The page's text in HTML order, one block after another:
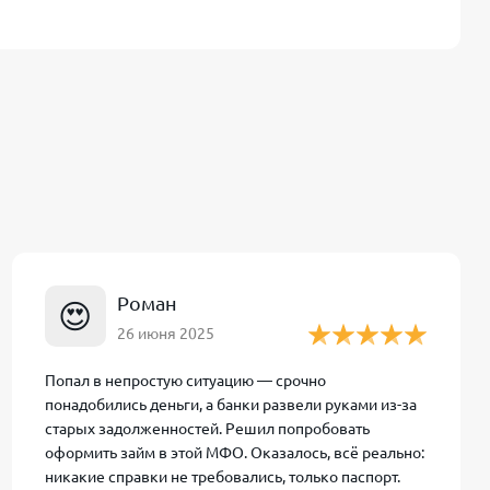
с
15–30
😍 Роман
26 июня 2025
Попал в непростую ситуацию — срочно
понадобились деньги, а банки развели руками из-за
старых задолженностей. Решил попробовать
оформить займ в этой МФО. Оказалось, всё реально:
никакие справки не требовались, только паспорт.